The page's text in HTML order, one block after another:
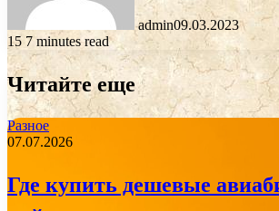
admin09.03.2023
15 7 minutes read
Читайте еще
Разное
07.07.2026
Где купить дешевые